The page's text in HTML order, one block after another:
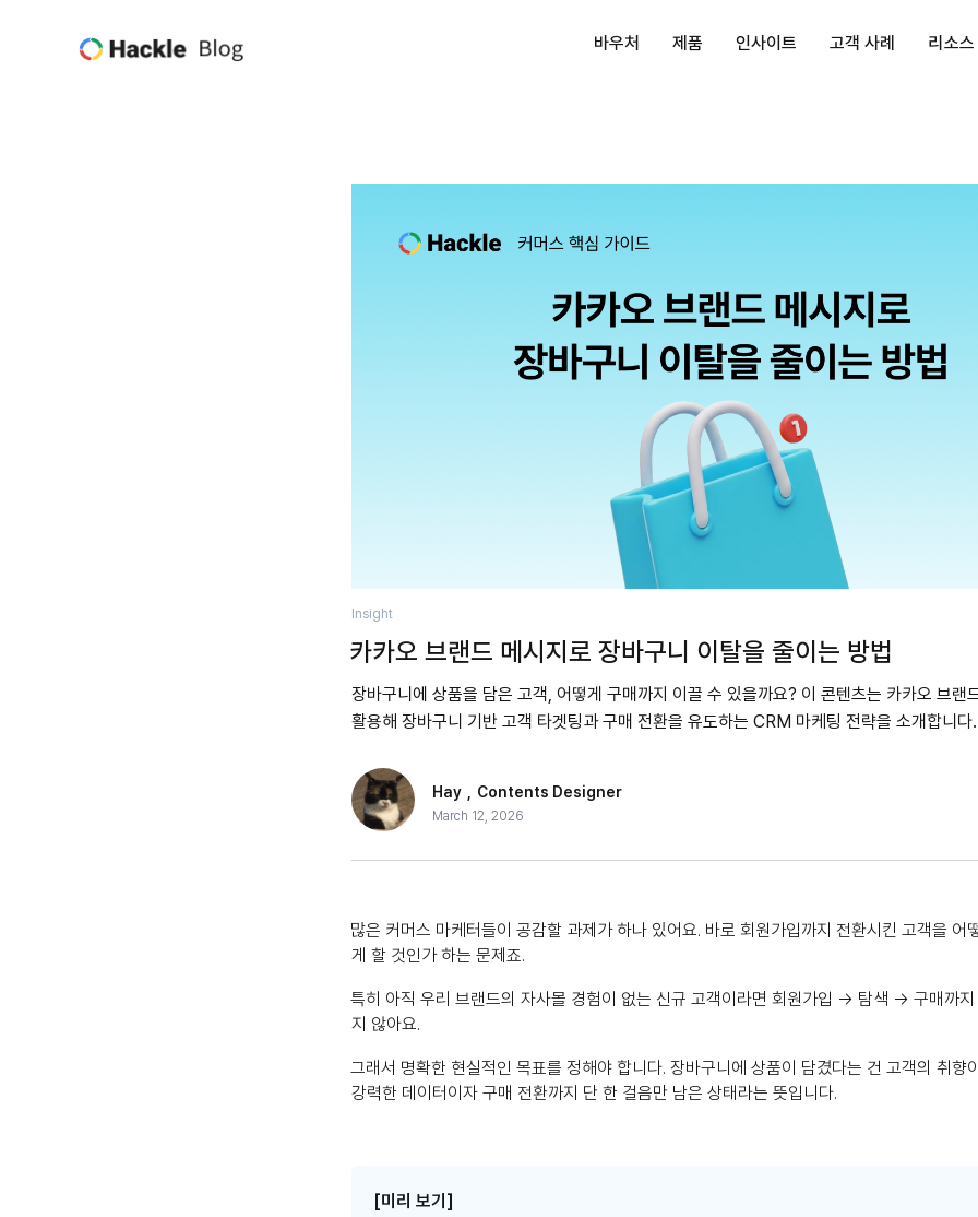
바우처 제품 인사이트 고객 사례 리소스
Insight
카카오 브랜드 메시지로 장바구니 이탈을 줄이는 방법
장바구니에 상품을 담은 고객, 어떻게 구매까지 이끌 수 있을까요? 이 콘텐츠는 카카오 브랜
활용해 장바구니 기반 고객 타겟팅과 구매 전환을 유도하는 CRM 마케팅 전략을 소개합니다.
Hay Contents Designer
March 12, 2026
많은 커머스 마케터들이 공감할 과제가 하나 있어요. 바로 회원가입까지 전환시킨 고객을 어
게 할 것인가 하는 문제죠.
특히 아직 우리 브랜드의 자사몰 경험이 없는 신규 고객이라면 회원가입 → 탐색 → 구매까지
지 않아요.
그래서 명확한 현실적인 목표를 정해야 합니다. 장바구니에 상품이 담겼다는 건 고객의 취향
강력한 데이터이자 구매 전환까지 단 한 걸음만 남은 상태라는 뜻입니다.
[미리 보기]